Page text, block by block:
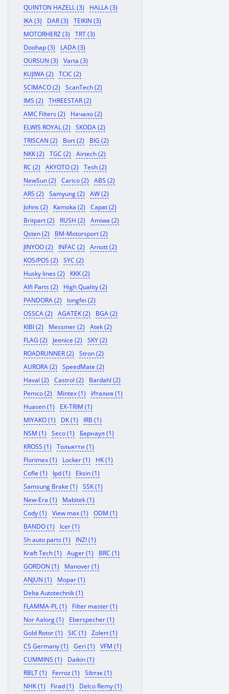
QUINTON HAZELL (3)
HALLA (3)
IKA (3)
DAR (3)
TEIKIN (3)
MOTORHERZ (3)
TRT (3)
Doohap (3)
LADA (3)
OURSUN (3)
Varta (3)
KUJIWA (2)
TCIC (2)
SCIMACO (2)
ScanTech (2)
IMS (2)
THREESTAR (2)
AMC Filters (2)
Начало (2)
ELWIS ROYAL (2)
SKODA (2)
TRISCAN (2)
Bort (2)
BIG (2)
NKK (2)
TGC (2)
Airtech (2)
RC (2)
AKYOTO (2)
Tesh (2)
NewSun (2)
Carico (2)
ABS (2)
ARS (2)
Samyung (2)
AW (2)
Johns (2)
Kamoka (2)
Capat (2)
Britpart (2)
RUSH (2)
Amiwa (2)
Qsten (2)
BM-Motorsport (2)
JINYOO (2)
INFAC (2)
Arnott (2)
KOS/POS (2)
SYC (2)
Husky lines (2)
KKK (2)
Alfi Parts (2)
High Quality (2)
PANDORA (2)
longfei (2)
OSSCA (2)
AGATEK (2)
BGA (2)
KIBI (2)
Messmer (2)
Atek (2)
FLAG (2)
Jeenice (2)
SKY (2)
ROADRUNNER (2)
Stron (2)
AURORA (2)
SpeedMate (2)
Haval (2)
Castrol (2)
Bardahl (2)
Pemco (2)
Mintex (1)
Италия (1)
Huasen (1)
EX-TRIM (1)
MIYAKO (1)
DK (1)
IRB (1)
NSM (1)
Seco (1)
Барнаул (1)
KROSS (1)
Тольятти (1)
Florimex (1)
Locker (1)
HK (1)
Cofle (1)
Ipd (1)
Eksin (1)
Samsung Brake (1)
SSK (1)
New-Era (1)
Mabitek (1)
Cody (1)
View max (1)
ODM (1)
BANDO (1)
Icer (1)
Sh auto parts (1)
INZI (1)
Kraft Tech (1)
Auger (1)
BRC (1)
GORDON (1)
Manover (1)
ANJUN (1)
Mopar (1)
Delta Autotechnik (1)
FLAMMA-PL (1)
Filter master (1)
Nor Aalorg (1)
Eberspecher (1)
Gold Rotor (1)
SIC (1)
Zolert (1)
CS Germany (1)
Geri (1)
VFM (1)
CUMMINS (1)
Daikin (1)
RBLT (1)
Ferroz (1)
Sibтэк (1)
NHK (1)
Firad (1)
Delco Remy (1)